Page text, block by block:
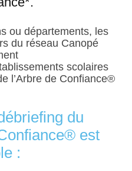
ou départements, les
du réseau Canopé
scolaires
l’Arbre de Confiance®
du
est
: